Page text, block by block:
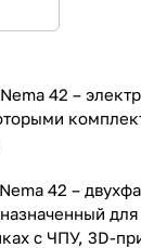
42 –
42 –
для
с ЧПУ, 3D-